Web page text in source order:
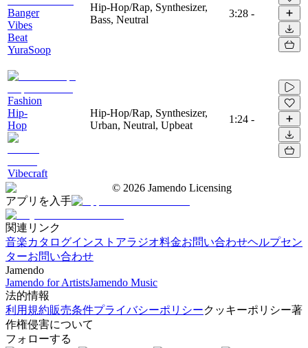
Banger
Vibes
Beat
YuraSoop
Hip-Hop/Rap, Synthesizer,
Bass, Neutral
3:28 -
Fashion
Hip-
Hop
Vibecraft
Hip-Hop/Rap, Synthesizer,
Urban, Neutral, Upbeat
1:24 -
© 2026 Jamendo Licensing
アプリを入手
関連リンク
音楽カタログインストアラジオ料金お問い合わせヘルプセン
ターお問い合わせ
Jamendo
Jamendo for ArtistsJamendo Music
法的情報
利用規約販売条件プライバシーポリシークッキーポリシー著
作権侵害について
フォローする